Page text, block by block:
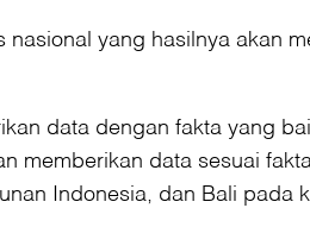
yang hasilnya akan
data dengan fakta yang
memberikan data sesuai
Indonesia, dan Bali pada